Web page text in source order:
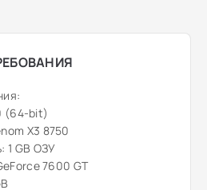
(64-bit)
X3 8750
1 GB ОЗУ
7600 GT